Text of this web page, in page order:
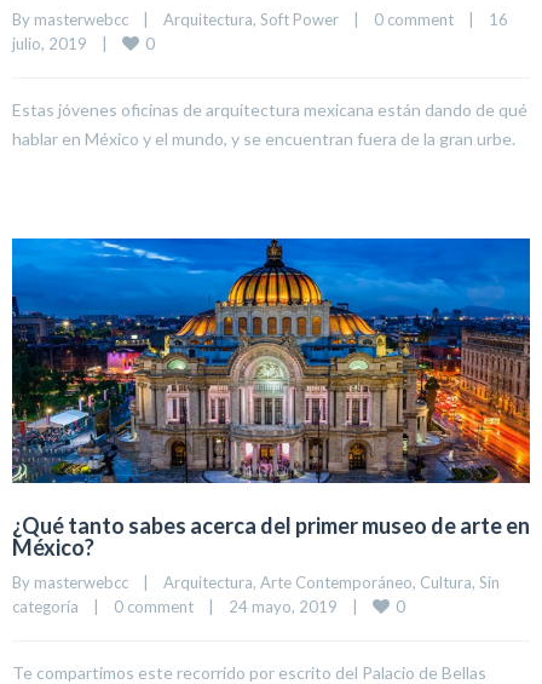
By masterwebcc Arquitectura, Soft Power 0 comment
16
julio, 2019
0
Estas jóvenes oficinas de arquitectura mexicana están dando de qué
hablar en México y el mundo, y se encuentran fuera de la gran urbe.
¿Qué tanto sabes acerca del primer museo de arte en
México?
By masterwebcc | Arquitectura, Arte Contemporáneo, Cultura, Sin
categoría
| 0 comment | 24 mayo, 2019 | 0
Te compartimos este recorrido por escrito del Palacio de Bellas